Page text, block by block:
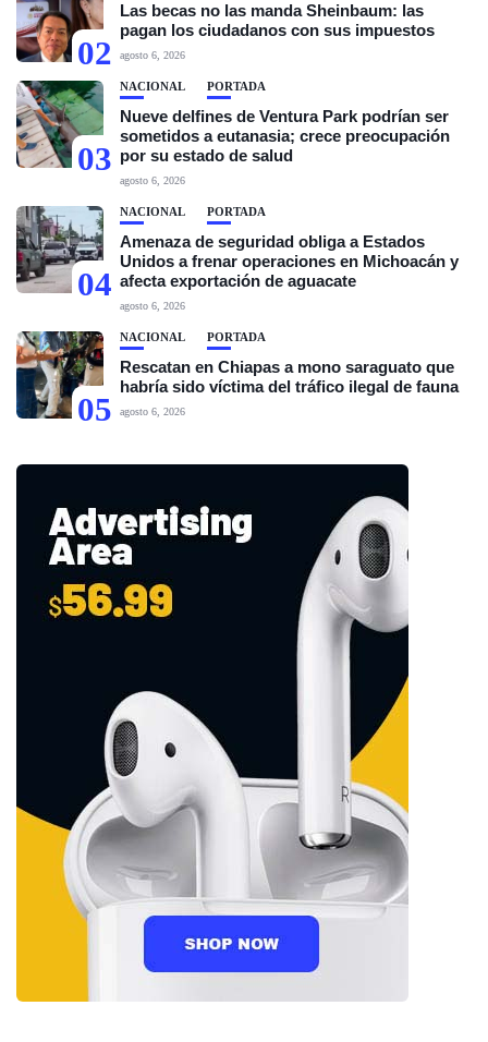
02
Las becas no las manda Sheinbaum: las
pagan los ciudadanos con sus impuestos
agosto 6, 2026
03
NACIONAL PORTADA
Nueve delfines de Ventura Park podrían ser
sometidos a eutanasia; crece preocupación
por su estado de salud
agosto 6, 2026
04
NACIONAL PORTADA
Amenaza de seguridad obliga a Estados
Unidos a frenar operaciones en Michoacán y
afecta exportación de aguacate
agosto 6, 2026
05
NACIONAL PORTADA
Rescatan en Chiapas a mono saraguato que
habría sido víctima del tráfico ilegal de fauna
agosto 6, 2026